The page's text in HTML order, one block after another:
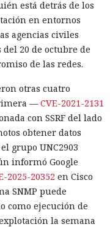
está detrás de los
en entornos
agencias civiles
20 de octubre de
de las redes.
otras cuatro
—CVE-2021-2131
con SSRF del lado
obtener datos
grupo UNC2903
informó Google
2025-20352 en Cisco
SNMP puede
como ejecución de
la semana